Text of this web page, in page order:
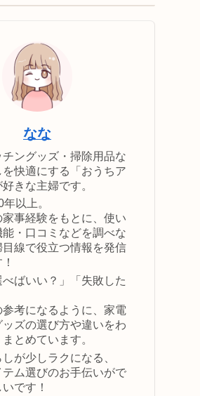
なな
ングッズ・掃除用品な
を快適にする「おうちア
きな主婦です。
以上。
家事経験をもとに、使い
・口コミなどを調べな
目線で役立つ情報を発信
べばいい？」「失敗した
考になるように、家電
ズの選び方や違いをわ
とめています。
が少しラクになる、
テム選びのお手伝いがで
です！